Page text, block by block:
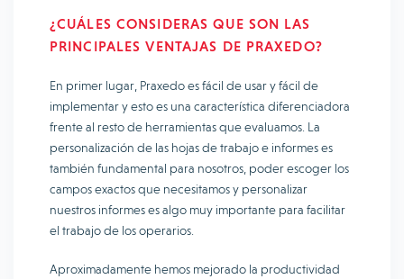
¿CUÁLES CONSIDERAS QUE SON LAS
PRINCIPALES VENTAJAS DE PRAXEDO?
En primer lugar, Praxedo es fácil de usar y fácil de
implementar y esto es una característica diferenciadora
frente al resto de herramientas que evaluamos. La
personalización de las hojas de trabajo e informes es
también fundamental para nosotros, poder escoger los
campos exactos que necesitamos y personalizar
nuestros informes es algo muy importante para facilitar
el trabajo de los operarios.
Aproximadamente hemos mejorado la productividad